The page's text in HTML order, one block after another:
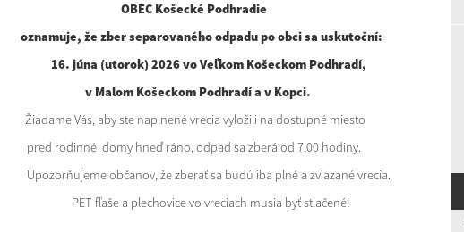
OBEC Košecké Podhradie
oznamuje, že zber separovaného odpadu po obci sa uskutoční:
16. júna (utorok) 2026 vo Veľkom Košeckom Podhradí,
v Malom Košeckom Podhradí a v Kopci.
Žiadame Vás, aby ste naplnené vrecia vyložili na dostupné miesto
pred rodinné domy hneď ráno, odpad sa zberá od 7,00 hodiny.
Upozorňujeme občanov, že zberať sa budú iba plné a zviazané vrecia.
PET fľaše a plechovice vo vreciach musia byť stlačené!